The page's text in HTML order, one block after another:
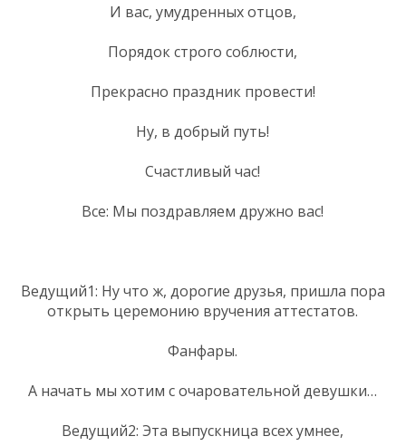
И вас, умудренных отцов,
Порядок строго соблюсти,
Прекрасно праздник провести!
Ну, в добрый путь!
Счастливый час!
Все: Мы поздравляем дружно вас!
Ведущий1: Ну что ж, дорогие друзья, пришла пора
открыть церемонию вручения аттестатов.
Фанфары.
А начать мы хотим с очаровательной девушки…
Ведущий2: Эта выпускница всех умнее,